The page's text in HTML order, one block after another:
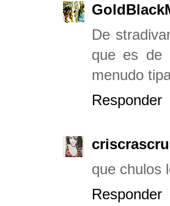
De
que es de
menudo
Responder
que chulos
Responder